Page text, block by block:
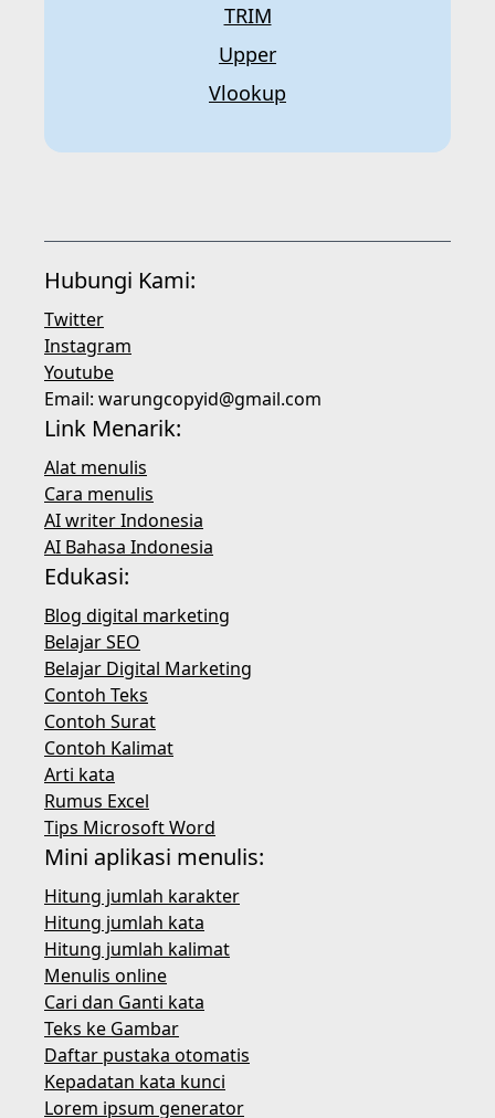
TRIM
Upper
Vlookup
Hubungi Kami:
Twitter
Instagram
Youtube
Email: warungcopyid@gmail.com
Link Menarik:
Alat menulis
Cara menulis
AI writer Indonesia
AI Bahasa Indonesia
Edukasi:
Blog digital marketing
Belajar SEO
Belajar Digital Marketing
Contoh Teks
Contoh Surat
Contoh Kalimat
Arti kata
Rumus Excel
Tips Microsoft Word
Mini aplikasi menulis:
Hitung jumlah karakter
Hitung jumlah kata
Hitung jumlah kalimat
Menulis online
Cari dan Ganti kata
Teks ke Gambar
Daftar pustaka otomatis
Kepadatan kata kunci
Lorem ipsum generator